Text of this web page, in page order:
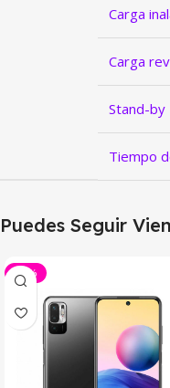
Carga
Carga
Stand-by
Tiempo
Puedes Seguir
-16%